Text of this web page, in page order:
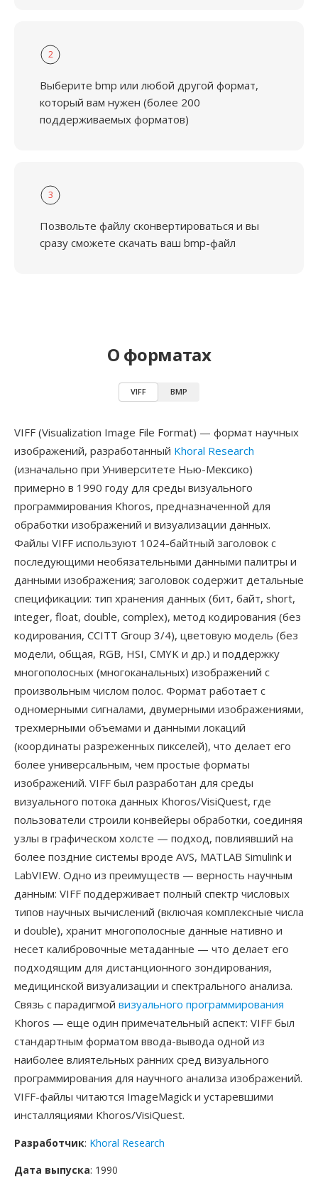
2
Выберите bmp или любой другой формат,
который вам нужен (более 200
поддерживаемых форматов)
3
Позвольте файлу сконвертироваться и вы
сразу сможете скачать ваш bmp-файл
О форматах
VIFF BMP
VIFF (Visualization Image File Format) — формат научных
изображений, разработанный Khoral Research
(изначально при Университете Нью-Мексико)
примерно в 1990 году для среды визуального
программирования Khoros, предназначенной для
обработки изображений и визуализации данных.
Файлы VIFF используют 1024-байтный заголовок с
последующими необязательными данными палитры и
данными изображения; заголовок содержит детальные
спецификации: тип хранения данных (бит, байт, short,
integer, float, double, complex), метод кодирования (без
кодирования, CCITT Group 3/4), цветовую модель (без
модели, общая, RGB, HSI, CMYK и др.) и поддержку
многополосных (многоканальных) изображений с
произвольным числом полос. Формат работает с
одномерными сигналами, двумерными изображениями,
трехмерными объемами и данными локаций
(координаты разреженных пикселей), что делает его
более универсальным, чем простые форматы
изображений. VIFF был разработан для среды
визуального потока данных Khoros/VisiQuest, где
пользователи строили конвейеры обработки, соединяя
узлы в графическом холсте — подход, повлиявший на
более поздние системы вроде AVS, MATLAB Simulink и
LabVIEW. Одно из преимуществ — верность научным
данным: VIFF поддерживает полный спектр числовых
типов научных вычислений (включая комплексные числа
и double), хранит многополосные данные нативно и
несет калибровочные метаданные — что делает его
подходящим для дистанционного зондирования,
медицинской визуализации и спектрального анализа.
Связь с парадигмой визуального программирования
Khoros — еще один примечательный аспект: VIFF был
стандартным форматом ввода-вывода одной из
наиболее влиятельных ранних сред визуального
программирования для научного анализа изображений.
VIFF-файлы читаются ImageMagick и устаревшими
инсталляциями Khoros/VisiQuest.
Разработчик: Khoral Research
Дата выпуска: 1990